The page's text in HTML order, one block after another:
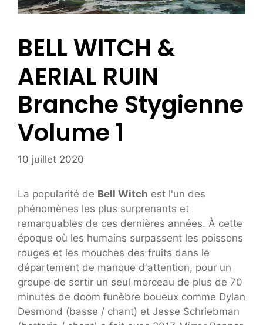
BELL WITCH &
AERIAL RUIN
Branche Stygienne
Volume 1
10 juillet 2020
La popularité de Bell Witch est l'un des
phénomènes les plus surprenants et
remarquables de ces dernières années. À cette
époque où les humains surpassent les poissons
rouges et les mouches des fruits dans le
département de manque d'attention, pour un
groupe de sortir un seul morceau de plus de 70
minutes de doom funèbre boueux comme Dylan
Desmond (basse / chant) et Jesse Schriebman